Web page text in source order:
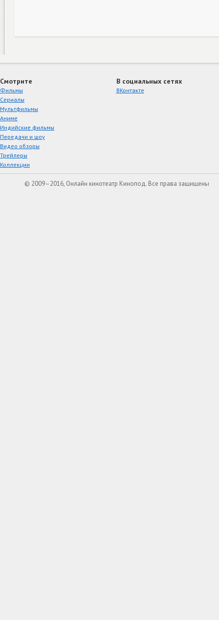
Смотрите
Фильмы
Сериалы
Мультфильмы
Аниме
Индийские фильмы
Передачи и шоу
Видео обзоры
Трейлеры
Коллекции
В социальных сетях
ВКонтакте
© 2009–2016, Онлайн кинотеатр Кинопод. Все права защищены